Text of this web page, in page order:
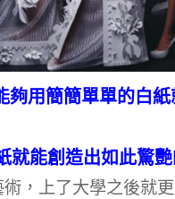
用簡簡單單的白
能創造出如此驚艷
，上了大學之後就